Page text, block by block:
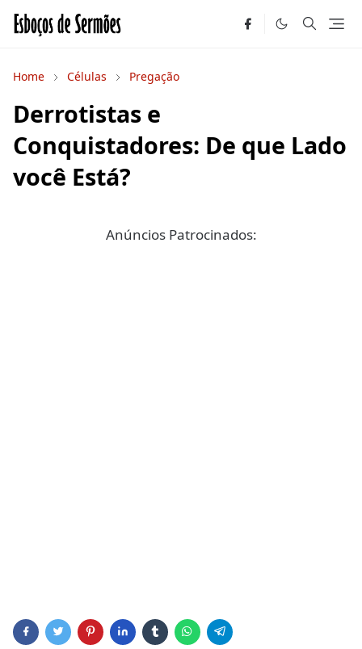
Home Células Pregação
Derrotistas e
Conquistadores: De que Lado
você Está?
Anúncios Patrocinados: